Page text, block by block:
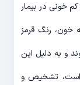
خونی در بیمار
خون، رنگ قرمز
و به دلیل این
است، تشخیص و